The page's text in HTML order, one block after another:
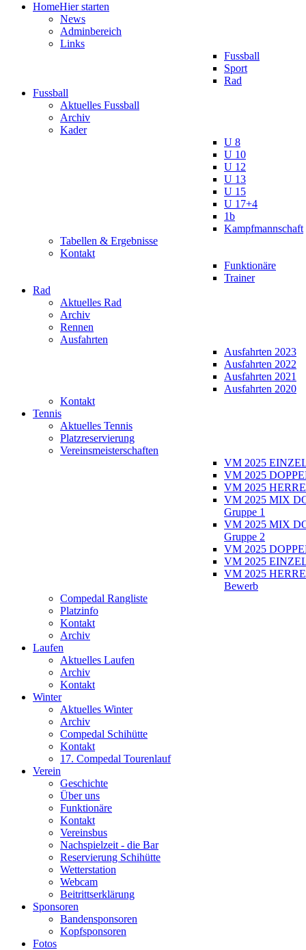
HomeHier starten
News
Adminbereich
Links
Fussball
Sport
Rad
Fussball
Aktuelles Fussball
Archiv
Kader
U 8
U 10
U 12
U 13
U 15
U 17+4
1b
Kampfmannschaft
Tabellen & Ergebnisse
Kontakt
Funktionäre
Trainer
Rad
Aktuelles Rad
Archiv
Rennen
Ausfahrten
Ausfahrten 2023
Ausfahrten 2022
Ausfahrten 2021
Ausfahrten 2020
Kontakt
Tennis
Aktuelles Tennis
Platzreservierung
Vereinsmeisterschaften
VM 2025
VM 2025
VM 2025
VM 2025 MIX
Gruppe 1
VM 2025 MIX
Gruppe 2
VM 2025
VM 2025
VM 2025
Bewerb
Compedal Rangliste
Platzinfo
Kontakt
Archiv
Laufen
Aktuelles Laufen
Archiv
Kontakt
Winter
Aktuelles Winter
Archiv
Compedal Schihütte
Kontakt
17. Compedal Tourenlauf
Verein
Geschichte
Über uns
Funktionäre
Kontakt
Vereinsbus
Nachspielzeit - die Bar
Reservierung Schihütte
Wetterstation
Webcam
Beitrittserklärung
Sponsoren
Bandensponsoren
Kopfsponsoren
Fotos